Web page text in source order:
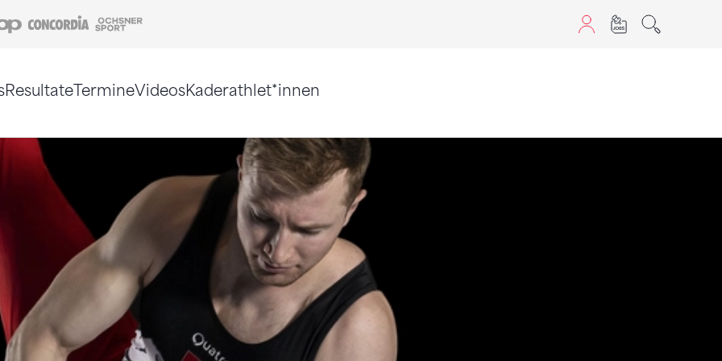
Alternativ können Sie die Sitemap ohne JavaScript nutzen.
Coop Concordia
ResultateTermineVideosKaderathlet*innen